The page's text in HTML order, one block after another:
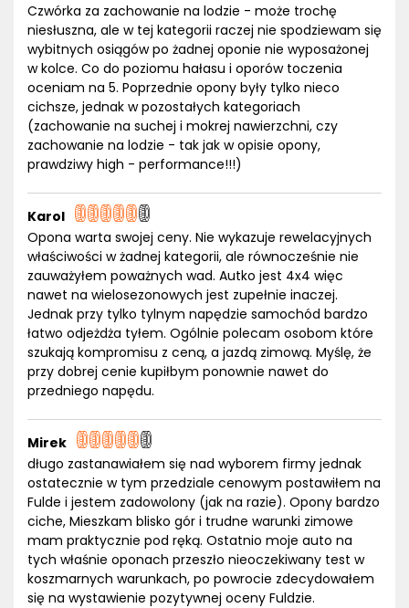
Czwórka za zachowanie na lodzie - może trochę
niesłuszna, ale w tej kategorii raczej nie spodziewam się
wybitnych osiągów po żadnej oponie nie wyposażonej
w kolce. Co do poziomu hałasu i oporów toczenia
oceniam na 5. Poprzednie opony były tylko nieco
cichsze, jednak w pozostałych kategoriach
(zachowanie na suchej i mokrej nawierzchni, czy
zachowanie na lodzie - tak jak w opisie opony,
prawdziwy high - performance!!!)
Karol
Opona warta swojej ceny. Nie wykazuje rewelacyjnych
właściwości w żadnej kategorii, ale równocześnie nie
zauważyłem poważnych wad. Autko jest 4x4 więc
nawet na wielosezonowych jest zupełnie inaczej.
Jednak przy tylko tylnym napędzie samochód bardzo
łatwo odjeżdża tyłem. Ogólnie polecam osobom które
szukają kompromisu z ceną, a jazdą zimową. Myślę, że
przy dobrej cenie kupiłbym ponownie nawet do
przedniego napędu.
Mirek
długo zastanawiałem się nad wyborem firmy jednak
ostatecznie w tym przedziale cenowym postawiłem na
Fulde i jestem zadowolony (jak na razie). Opony bardzo
ciche, Mieszkam blisko gór i trudne warunki zimowe
mam praktycznie pod ręką. Ostatnio moje auto na
tych właśnie oponach przeszło nieoczekiwany test w
koszmarnych warunkach, po powrocie zdecydowałem
się na wystawienie pozytywnej oceny Fuldzie.